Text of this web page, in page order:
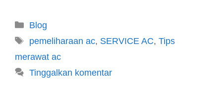
Blog
pemeliharaan ac, SERVICE AC, Tips
merawat ac
Tinggalkan komentar